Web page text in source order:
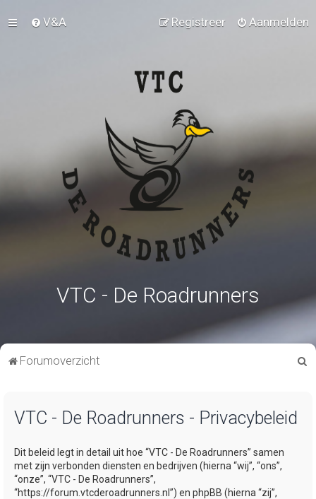
V&A Aanmelden
Registreer
VTC - De Roadrunners
Forumoverzicht
VTC - De Roadrunners - Privacybeleid
Dit beleid legt in detail uit hoe “VTC - De Roadrunners” samen
met zijn verbonden diensten en bedrijven (hierna “wij”, “ons”,
“onze”, “VTC - De Roadrunners”,
“https://forum.vtcderoadrunners.nl”) en phpBB (hierna “zij”,